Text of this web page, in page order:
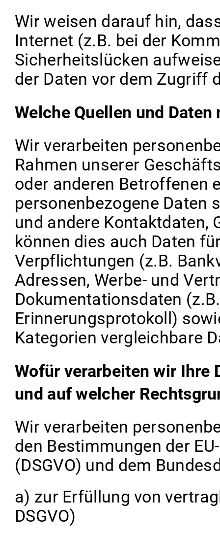
Wir weisen darauf hin,
Internet (z.B. bei der
Sicherheitslücken
der Daten vor dem Zugriff
Welche Quellen und Daten
Wir verarbeiten
Rahmen unserer
oder anderen Betroffenen
personenbezogene Daten
und andere Kontaktdaten,
können dies auch Daten
Verpflichtungen (z.B.
Adressen, Werbe- und
Dokumentationsdaten
Erinnerungsprotokoll)
Kategorien vergleichbare
Wofür verarbeiten wir Ihre
und auf welcher
Wir verarbeiten
den Bestimmungen der
(DSGVO) und dem
a) zur Erfüllung von
DSGVO)